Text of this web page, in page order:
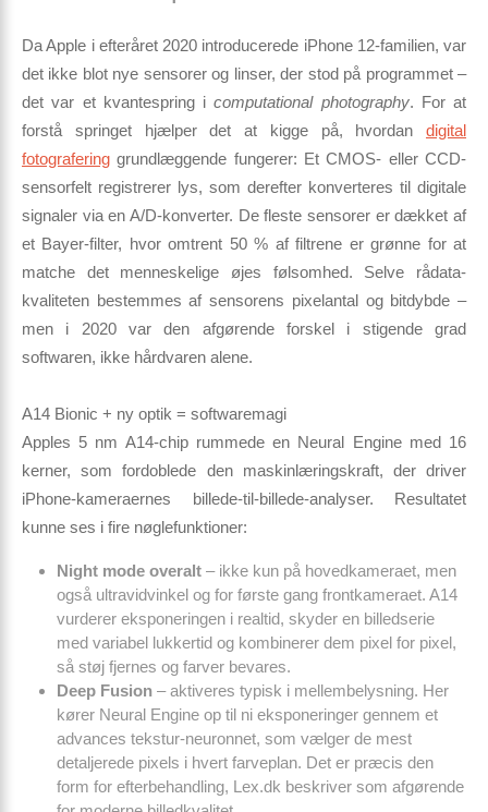
Da Apple i efteråret 2020 introducerede iPhone 12-familien, var
det ikke blot nye sensorer og linser, der stod på programmet –
det var et kvantespring icomputational photography. For at
forstå springet hjælper det at kigge på, hvordan digital
fotografering grundlæggende fungerer: Et CMOS- eller CCD-
sensorfelt registrerer lys, som derefter konverteres til digitale
signaler via en A/D-konverter. De fleste sensorer er dækket af
et Bayer-filter, hvor omtrent 50 % af filtrene er grønne for at
matche det menneskelige øjes følsomhed. Selve rådata-
kvaliteten bestemmes af sensorens pixelantal og bitdybde –
men i 2020 var den afgørende forskel i stigende grad
softwaren, ikke hårdvaren alene.
A14 Bionic + ny optik = softwaremagi
Apples 5 nm A14-chip rummede en Neural Engine med 16
kerner, som fordoblede den maskinlæringskraft, der driver
iPhone-kameraernes billede-til-billede-analyser. Resultatet
kunne ses i fire nøglefunktioner:
Night mode overalt – ikke kun på hovedkameraet, men
også ultravidvinkel og for første gang frontkameraet. A14
vurderer eksponeringen i realtid, skyder en billedserie
med variabel lukkertid og kombinerer dem pixel for pixel,
så støj fjernes og farver bevares.
Deep Fusion – aktiveres typisk i mellembelysning. Her
kører Neural Engine op til ni eksponeringer gennem et
advances tekstur-neuronnet, som vælger de mest
detaljerede pixels i hvert farveplan. Det er præcis den
form for efterbehandling, Lex.dk beskriver som afgørende